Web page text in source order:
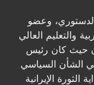
وعضو
والتعليم العالي
حيث كان رئيس
الشأن السياسي
الثورة الإيرانية